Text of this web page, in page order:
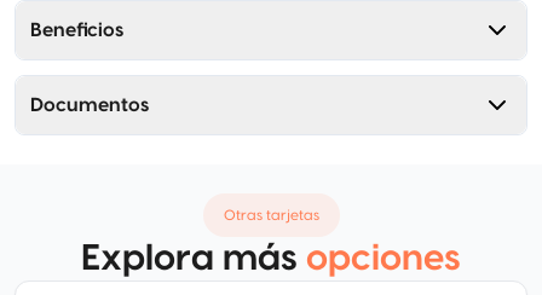
Beneficios
Documentos
Otras tarjetas
Explora más opciones